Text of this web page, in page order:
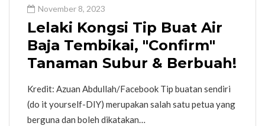
November 8, 2023
Lelaki Kongsi Tip Buat Air
Baja Tembikai, "Confirm"
Tanaman Subur & Berbuah!
Kredit: Azuan Abdullah/Facebook Tip buatan sendiri
(do it yourself-DIY) merupakan salah satu petua yang
berguna dan boleh dikatakan…